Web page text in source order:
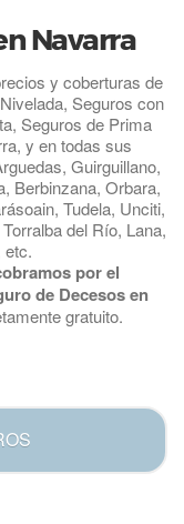
Navarra
y coberturas de
Seguros con
Seguros de Prima
y en todas sus
Guirguillano,
Berbinzana, Orbara,
Tudela, Unciti,
del Río, Lana,
etc.
por el
de Decesos en
gratuito.